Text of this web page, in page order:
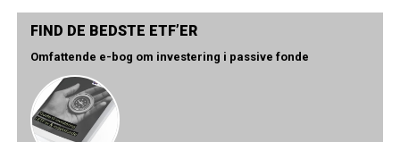
FIND DE BEDSTE ETF’ER
Omfattende e-bog om investering i passive fonde